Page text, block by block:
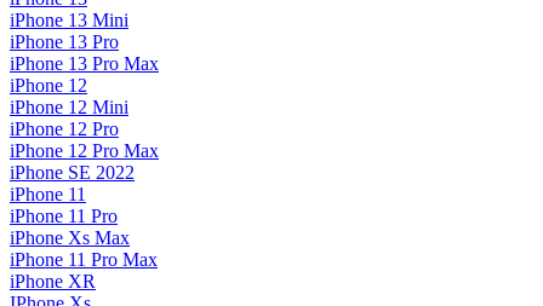
iPhone 13 Mini
iPhone 13 Pro
iPhone 13 Pro Max
iPhone 12
iPhone 12 Mini
iPhone 12 Pro
iPhone 12 Pro Max
iPhone SE 2022
iPhone 11
iPhone 11 Pro
iPhone Xs Max
iPhone 11 Pro Max
iPhone XR